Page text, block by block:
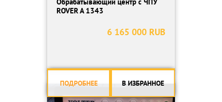
ROVER A 1343
6 165 000 RUB
ПОДРОБНЕЕ В ИЗБРАННОЕ